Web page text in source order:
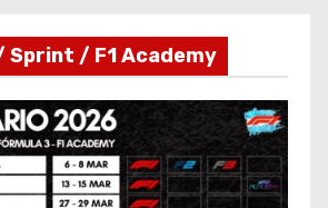
Sprint / F1 Academy